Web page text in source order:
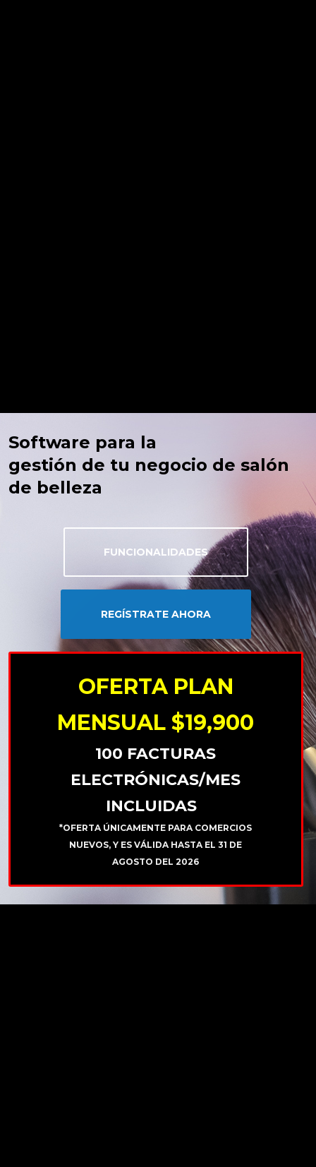
Software para la
gestión de tu negocio de salón
de belleza
FUNCIONALIDADES
REGÍSTRATE AHORA
OFERTA PLAN
MENSUAL $19,900
100 FACTURAS
ELECTRÓNICAS/MES
INCLUIDAS
*OFERTA ÚNICAMENTE PARA COMERCIOS
NUEVOS, Y ES VÁLIDA HASTA EL 31 DE
AGOSTO DEL 2026